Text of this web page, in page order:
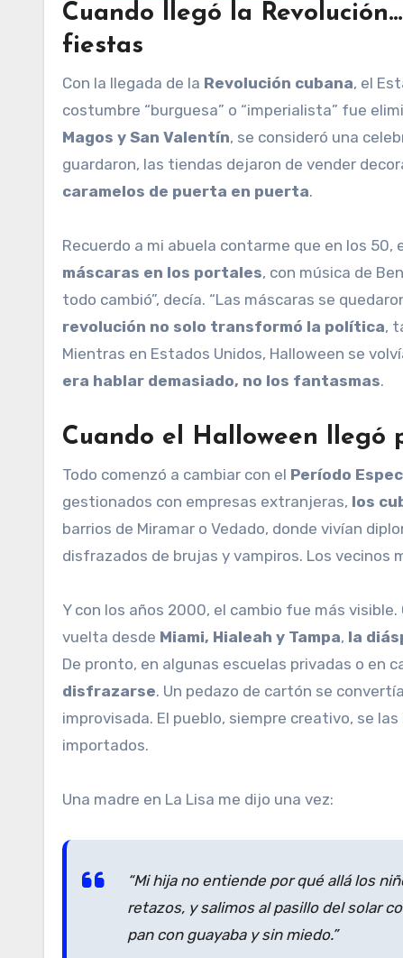
Cuando llegó la
fiestas
Con la llegada de la Revolución cubana, el
costumbre “burguesa” o “imperialista” fue
Magos y San Valentín, se consideró una
guardaron, las tiendas dejaron de vender
caramelos de puerta en puerta.
Recuerdo a mi abuela contarme que en los 50,
máscaras en los portales, con música de
todo cambió”, decía. “Las máscaras se
revolución no solo transformó la política,
Mientras en Estados Unidos, Halloween se
era hablar demasiado, no los fantasmas.
Cuando el Halloween llegó
Todo comenzó a cambiar con el Período
gestionados con empresas extranjeras, los
barrios de Miramar o Vedado, donde vivían
disfrazados de brujas y vampiros. Los vecinos
Y con los años 2000, el cambio fue más
vuelta desde Miami, Hialeah y Tampa, la
De pronto, en algunas escuelas privadas o en
disfrazarse. Un pedazo de cartón se
improvisada. El pueblo, siempre creativo, se
importados.
Una madre en La Lisa me dijo una vez:
“Mi hija no entiende por qué allá los
retazos, y salimos al pasillo del solar
pan con guayaba y sin miedo.”